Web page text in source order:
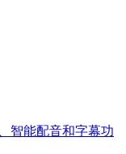
智能配音和字幕功